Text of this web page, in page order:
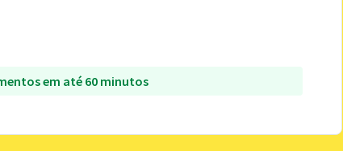
em até 60 minutos